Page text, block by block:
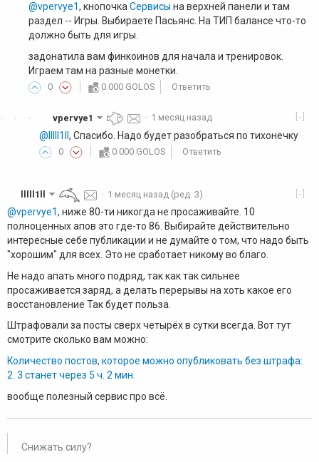
@vpervye1, кнопочкаСервисы на верхней панели и там
раздел -- Игры. Выбираете Пасьянс. На ТИП балансе что-то
должно быть для игры.
задонатила вам финкоинов для начала и тренировок.
Играем там на разные монетки.
0 0.000 GOLOS Ответить
·
·
· [-]
vpervye1 · 1 месяц назад
@lllll1ll , Спасибо. Надо будет разобраться по тихонечку
0 0.000 GOLOS Ответить
[-]
lllll1ll · 1 месяц назад (ред. 3)
@vpervye1, ниже 80-ти никогда не просаживайте. 10
полноценных апов это где-то 86. Выбирайте действительно
интересные себе публикации и не думайте о том, что надо быть
"хорошим" для всех. Это не сработает никому во благо.
Не надо апать много подряд, так как так сильнее
просаживается заряд, а делать перерывы на хоть какое его
восстановление Так будет польза.
Штрафовали за посты сверх четырёх в сутки всегда. Вот тут
смотрите сколько вам можно:
Количество постов, которое можно опубликовать без штрафа:
2. 3 станет через 5 ч. 2 мин.
вообще полезный сервис про всё.
Снижать силу?